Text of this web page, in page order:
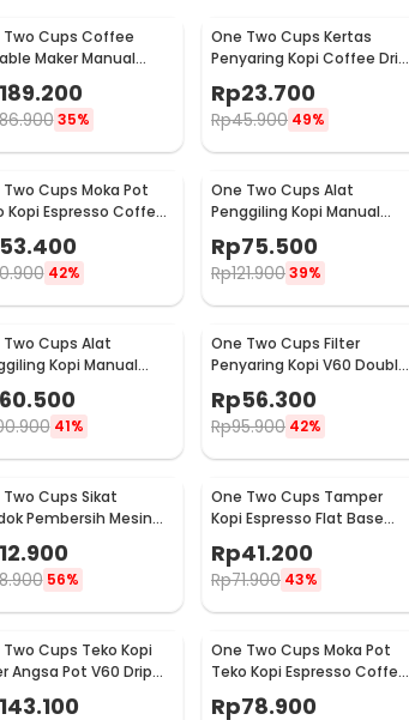
Two Cups Coffee
Maker Manual
Press Espresso 300ml
189.200
35%
One Two Cups Kertas
Penyaring Kopi Coffee Drip
Bag Paper Filter 50PCS -
T111
Rp23.700
Rp45.900 49%
Cups Moka Pot
Kopi Espresso Coffee
2 Cup 100ml -
53.400
42%
One Two Cups Alat
Penggiling Kopi Manual
16290
Rp75.500
Rp121.90039%
Two Cups Alat
Kopi Manual
Grinder Adjustable
60.500
41%
One Two Cups Filter
Penyaring Kopi V60 Double
Layer Coffee Filter - FS-40S
Rp56.300
Rp95.900 42%
Cups Sikat
Pembersih Mesin
12.900
56%
One Two Cups Tamper
Kopi Espresso Flat Base
SS51
Rp41.200
Rp71.900 43%
Cups Teko Kopi
Angsa Pot V60 Drip
960ml - RF-15
143.100
One Two Cups Moka Pot
Teko Kopi Espresso Coffee
Maker Stovetop 6 Cup
300ml - Z21
Rp78.900